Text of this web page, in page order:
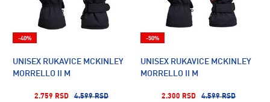
UNISEX RUKAVICE MCKINLEY
MORRELLO II M
2.759 RSD 4.599 RSD
-40%
UNISEX RUKAVICE MCKINLEY
MORRELLO II M
2.300 RSD 4.599 RSD
-50%